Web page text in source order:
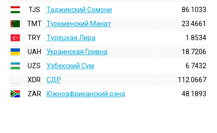
TJS
Таджикский Сомони
86.1033
TMT
Туркменский Манат
23.4661
TRY
Турецкая Лира
1.8534
UAH
Украинская Гривна
18.7206
UZS
Узбекский Сум
6.7432
XDR
СДР
112.0667
ZAR
Южноафриканский рэнд 48.1893